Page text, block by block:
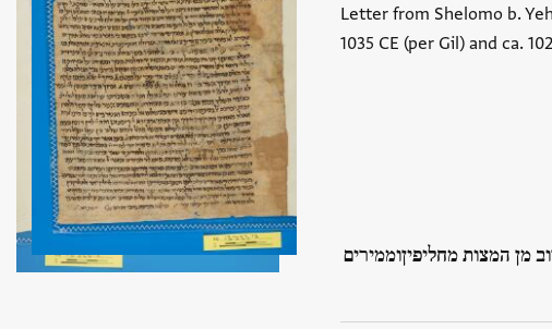
Letter from Shelomo b.
1035 CE (per Gil) and ca.
מן המצות מחליפיןוממירים